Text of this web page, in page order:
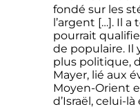
fondé sur les
l’argent […]. Il
pourrait
de populaire. Il
plus politique,
Mayer, lié aux
Moyen-Orient
d’Israël, celui-